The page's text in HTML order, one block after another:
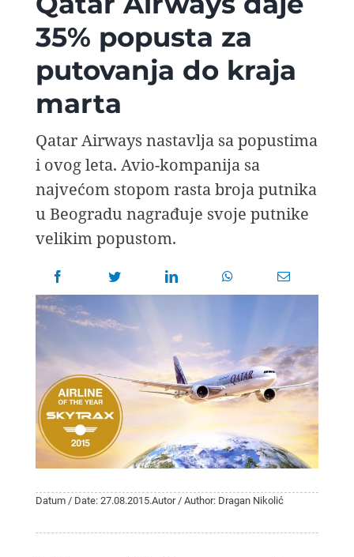
AVIOPEDIA
SPECIJAL
FOTO PRIČA
TEMA
AGENT
35% popusta za
putovanja do kraja
marta
Qatar Airways nastavlja sa popustima
i ovog leta. Avio-kompanija sa
najvećom stopom rasta broja putnika
u Beogradu nagrađuje svoje putnike
velikim popustom.
Datum / Date: 27.08.2015.Autor / Author: Dragan Nikolić